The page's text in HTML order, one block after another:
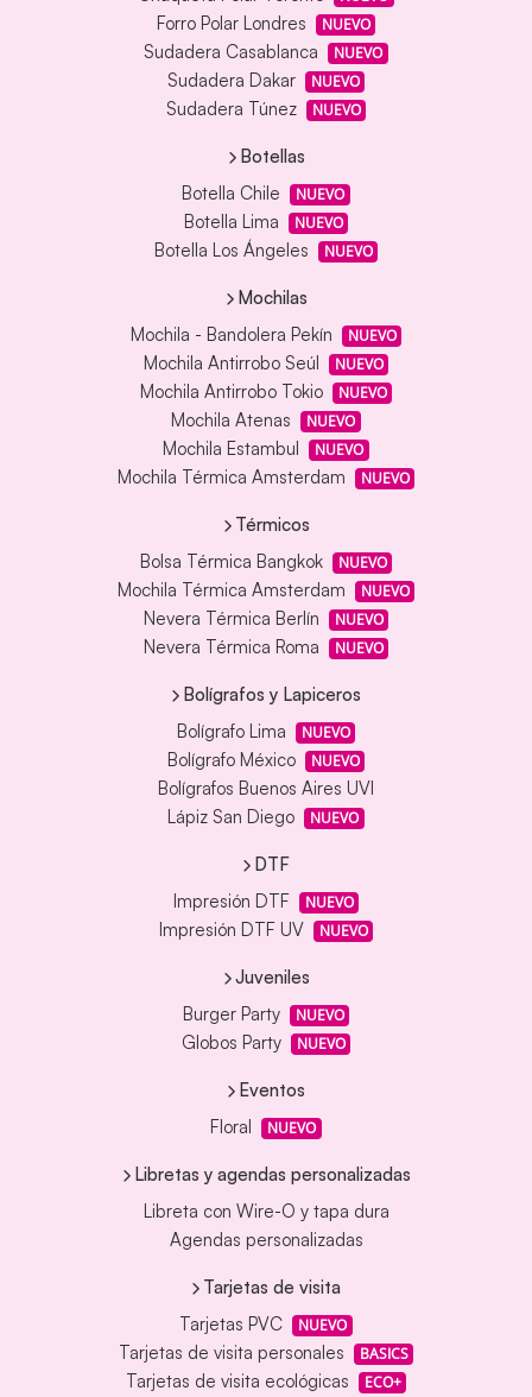
Forro Polar Londres NUEVO
Sudadera Casablanca NUEVO
Sudadera Dakar NUEVO
Sudadera Túnez NUEVO
Botellas
Botella Chile
NUEVO
Botella Lima NUEVO
Botella Los Ángeles NUEVO
Mochilas
Mochila - Bandolera Pekín
NUEVO
Mochila Antirrobo Seúl NUEVO
Mochila Antirrobo Tokio NUEVO
Mochila Atenas NUEVO
Mochila Estambul NUEVO
Mochila Térmica Amsterdam NUEVO
Térmicos
Bolsa Térmica Bangkok
NUEVO
Mochila Térmica Amsterdam NUEVO
Nevera Térmica Berlín NUEVO
Nevera Térmica Roma NUEVO
Bolígrafos y Lapiceros
Bolígrafo Lima
NUEVO
Bolígrafo México NUEVO
Bolígrafos Buenos Aires UVI
Lápiz San Diego
NUEVO
DTF
Impresión DTF
NUEVO
Impresión DTF UV NUEVO
Juveniles
Burger Party
NUEVO
Globos Party NUEVO
Eventos
Floral
NUEVO
Libretas y agendas personalizadas
Libreta con Wire-O y tapa dura
Agendas personalizadas
Tarjetas de visita
Tarjetas PVC
NUEVO
Tarjetas de visita personales BASICS
Tarjetas de visita ecológicas ECO+